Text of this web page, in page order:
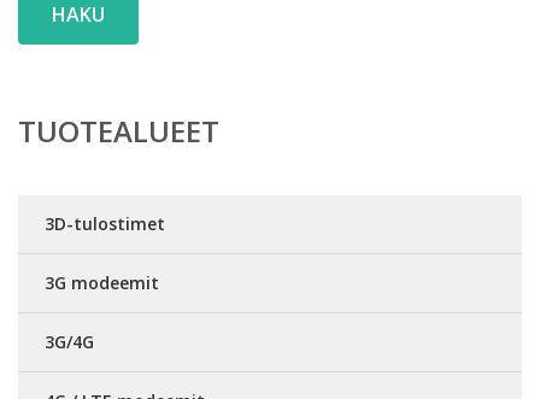
HAKU
TUOTEALUEET
3D-tulostimet
3G modeemit
3G/4G